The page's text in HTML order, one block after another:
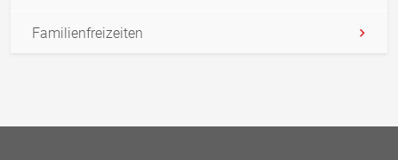
Familienfreizeiten